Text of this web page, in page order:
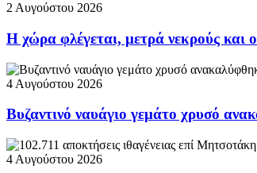
2 Αυγούστου 2026
Η χώρα φλέγεται, μετρά νεκρούς
4 Αυγούστου 2026
Βυζαντινό ναυάγιο γεμάτο χρυσό
4 Αυγούστου 2026